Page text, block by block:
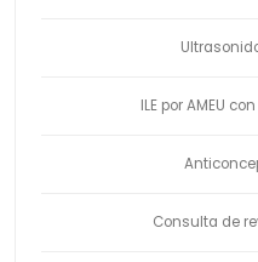
ILE por AMEU
Consulta de